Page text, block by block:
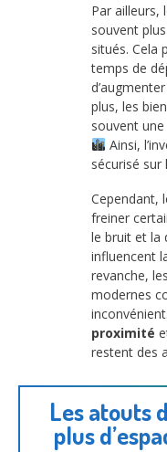
Par ailleurs,
souvent
situés. Cela
temps de
plus, les
souvent
Ainsi,
sécurisé sur
Cependant,
freiner
le bruit et la
influencent
revanche,
modernes
proximité
restent des
Les atouts
plus